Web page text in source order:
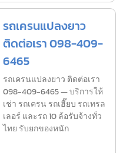
รถเครนแปลงยาว
ติดต่อเรา 098-409-
6465
รถเครนแปลงยาว ติดต่อเรา
098-409-6465 — บริการให้
เช่า รถเครน รถเฮี๊ยบ รถเทรล
เลอร์ และรถ 10 ล้อรับจ้างทั่ว
ไทย รับยกของหนัก